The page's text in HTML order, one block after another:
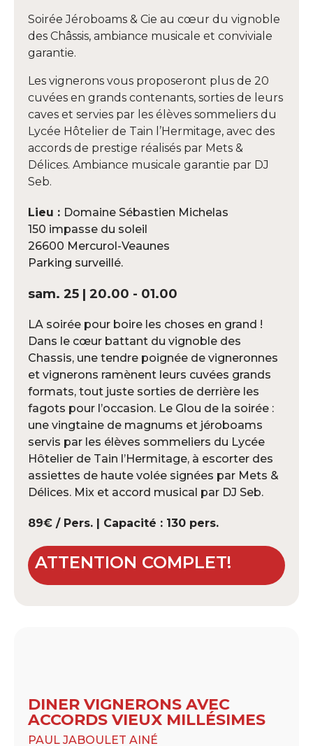
Soirée Jéroboams & Cie au cœur du vignoble
des Châssis, ambiance musicale et conviviale
garantie.
Les vignerons vous proposeront plus de 20
cuvées en grands contenants, sorties de leurs
caves et servies par les élèves sommeliers du
Lycée Hôtelier de Tain l’Hermitage, avec des
accords de prestige réalisés par Mets &
Délices. Ambiance musicale garantie par DJ
Seb.
Lieu : Domaine Sébastien Michelas
150 impasse du soleil
26600 Mercurol-Veaunes
Parking surveillé.
sam. 25 | 20.00 - 01.00
LA soirée pour boire les choses en grand !
Dans le cœur battant du vignoble des
Chassis, une tendre poignée de vigneronnes
et vignerons ramènent leurs cuvées grands
formats, tout juste sorties de derrière les
fagots pour l’occasion. Le Glou de la soirée :
une vingtaine de magnums et jéroboams
servis par les élèves sommeliers du Lycée
Hôtelier de Tain l’Hermitage, à escorter des
assiettes de haute volée signées par Mets &
Délices. Mix et accord musical par DJ Seb.
89€ / Pers. | Capacité : 130 pers.
ATTENTION COMPLET!
DINER VIGNERONS AVEC
ACCORDS VIEUX MILLÉSIMES
PAUL JABOULET AINÉ